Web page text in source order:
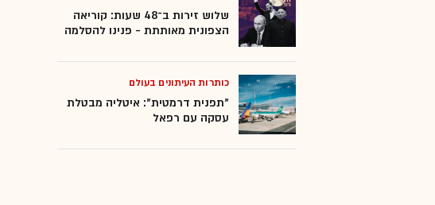
שלוש זירות ב־48 שעות: קוריאה
הצפונית מאותתת - פנינו להסלמה
כותרות העיתונים בעולם
"תפנית דרמטית": איטליה מבטלת
עסקה עם רפאל